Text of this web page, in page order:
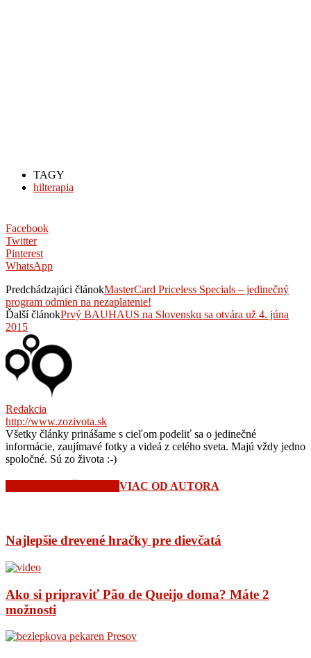
TAGY
hilterapia
Facebook
Twitter
Pinterest
WhatsApp
Predchádzajúci článokMasterCard Priceless Specials – jedinečný
program odmien na nezaplatenie!
Ďalší článokPrvý BAUHAUS na Slovensku sa otvára už 4. júna
2015
Redakcia
http://www.zozivota.sk
Všetky články prinášame s cieľom podeliť sa o jedinečné
informácie, zaujímavé fotky a videá z celého sveta. Majú vždy jedno
spoločné. Sú zo života :-)
VIAC OD AUTORA
Najlepšie drevené hračky pre dievčatá
Ako si pripraviť Pão de Queijo doma? Máte 2
možnosti